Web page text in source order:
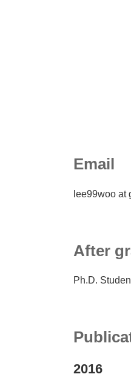
Email
lee99woo at
After
Ph.D.
2016